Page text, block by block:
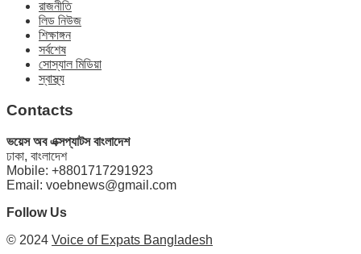
রাজনীতি
লিড নিউজ
শিক্ষাঙ্গন
সর্বশেষ
সোস্যাল মিডিয়া
স্বাস্থ্য
Contacts
ভয়েস অব এক্সপ্যাটস বাংলাদেশ
ঢাকা, বাংলাদেশ
Mobile: +8801717291923
Email: voebnews@gmail.com
Follow Us
© 2024 Voice of Expats Bangladesh